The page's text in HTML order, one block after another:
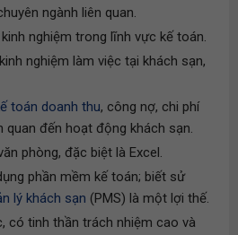
ngành liên quan.
nghiệm trong lĩnh vực kế toán.
nghiệm làm việc tại khách sạn,
toán doanh thu, công nợ, chi phí
quan đến hoạt động khách sạn.
phòng, đặc biệt là Excel.
phần mềm kế toán; biết sử
lý khách sạn (PMS) là một lợi thế.
có tinh thần trách nhiệm cao và